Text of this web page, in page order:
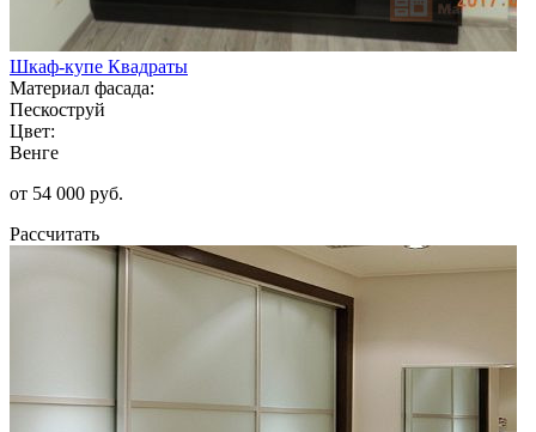
Шкаф-купе Квадраты
Материал фасада:
Пескоструй
Цвет:
Венге
от 54 000 руб.
Рассчитать